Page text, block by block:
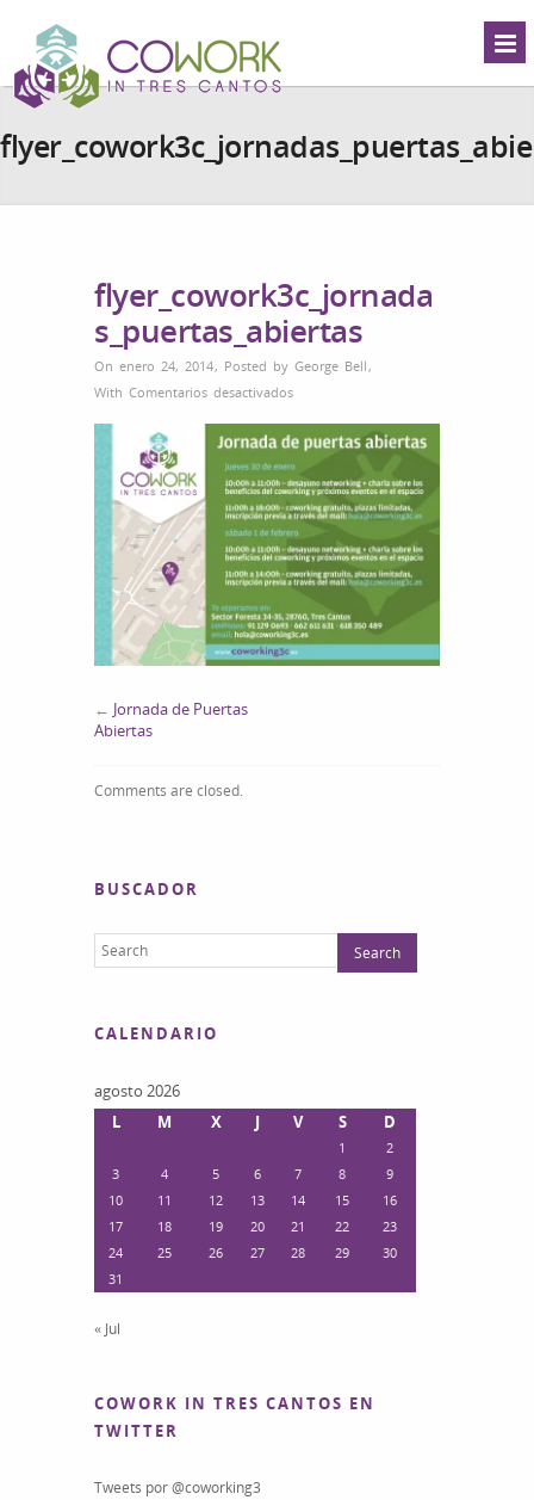
flyer_cowork3c_jornada
s_puertas_abiertas
On enero 24, 2014, Posted by George Bell,
With Comentarios desactivadosen
← Jornada de Puertas
Abiertas
Comments are closed.
BUSCADOR
CALENDARIO
agosto 2026
L
M X J V S D
1
2
3
4 5 6 7 8
9
10
11 12 13 14 15
16
17
18 19 20 21 22
23
24
25 26 27 28 29
30
31
« Jul
COWORK IN TRES CANTOS EN
TWITTER
Tweets por @coworking3